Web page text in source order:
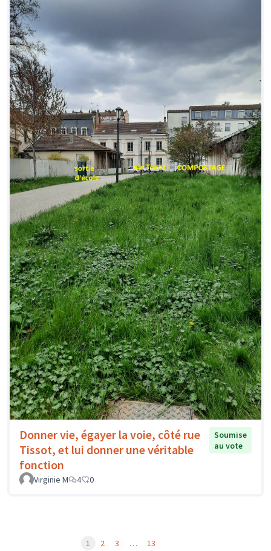
Donner vie, égayer la voie, côté rue
Tissot, et lui donner une véritable
fonction
Soumise
au vote
Virginie M 4 0
1 2 3 … 13